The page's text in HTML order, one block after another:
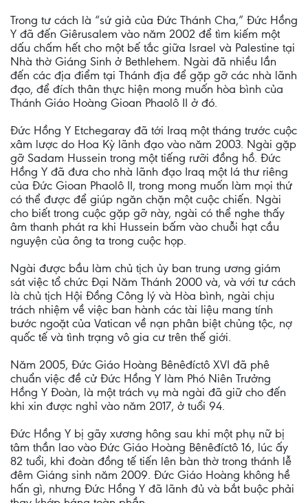
Trong tư cách là “sứ giả của Đức Thánh Cha,” Đức Hồng
Y đã đến Giêrusalem vào năm 2002 để tìm kiếm một
dấu chấm hết cho một bế tắc giữa Israel và Palestine tại
Nhà thờ Giáng Sinh ở Bethlehem. Ngài đã nhiều lần
đến các địa điểm tại Thánh địa để gặp gỡ các nhà lãnh
đạo, để đích thân thực hiện mong muốn hòa bình của
Thánh Giáo Hoàng Gioan Phaolô II ở đó.
Đức Hồng Y Etchegaray đã tới Iraq một tháng trước cuộc
xâm lược do Hoa Kỳ lãnh đạo vào năm 2003. Ngài gặp
gỡ Sadam Hussein trong một tiếng rưỡi đồng hồ. Đức
Hồng Y đã đưa cho nhà lãnh đạo Iraq một lá thư riêng
của Đức Gioan Phaolô II, trong mong muốn làm mọi thứ
có thể được để giúp ngăn chặn một cuộc chiến. Ngài
cho biết trong cuộc gặp gỡ này, ngài có thể nghe thấy
âm thanh phát ra khi Hussein bấm vào chuỗi hạt cầu
nguyện của ông ta trong cuộc họp.
Ngài được bầu làm chủ tịch ủy ban trung ương giám
sát việc tổ chức Đại Năm Thánh 2000 và, và với tư cách
là chủ tịch Hội Đồng Công lý và Hòa bình, ngài chịu
trách nhiệm về việc ban hành các tài liệu mang tính
bước ngoặt của Vatican về nạn phân biệt chủng tộc, nợ
quốc tế và tình trạng vô gia cư trên thế giới.
Năm 2005, Đức Giáo Hoàng Bênêđíctô XVI đã phê
chuẩn việc đề cử Đức Hồng Y làm Phó Niên Trưởng
Hồng Y Đoàn, là một trách vụ mà ngài đã giữ cho đến
khi xin được nghỉ vào năm 2017, ở tuổi 94.
Đức Hồng Y bị gãy xương hông sau khi một phụ nữ bị
tâm thần lao vào Đức Giáo Hoàng Bênêđíctô 16, lúc ấy
82 tuổi, khi đoàn đồng tế tiến lên bàn thờ trong thánh lễ
đêm Giáng sinh năm 2009. Đức Giáo Hoàng không hề
hấn gì, nhưng Đức Hồng Y đã lãnh đủ và bắt buộc phải